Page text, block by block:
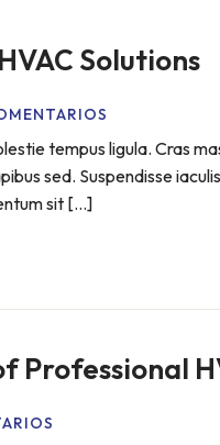
Solutions
tempus ligula. Cras
sed. Suspendisse
sit […]
Professional